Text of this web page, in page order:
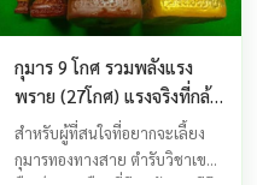
กุมาร 9 โกศ รวมพลังแรง
พราย (27โกศ) แรงจริงที่กล้า
ให้พิสูจน์ พิมพ์ใหญ่ธรรมดา
ปี 2556
สำหรับผู้ที่สนใจที่อยากจะเลี้ยง
กุมารทองทางสาย ตำรับวิชาเขมร